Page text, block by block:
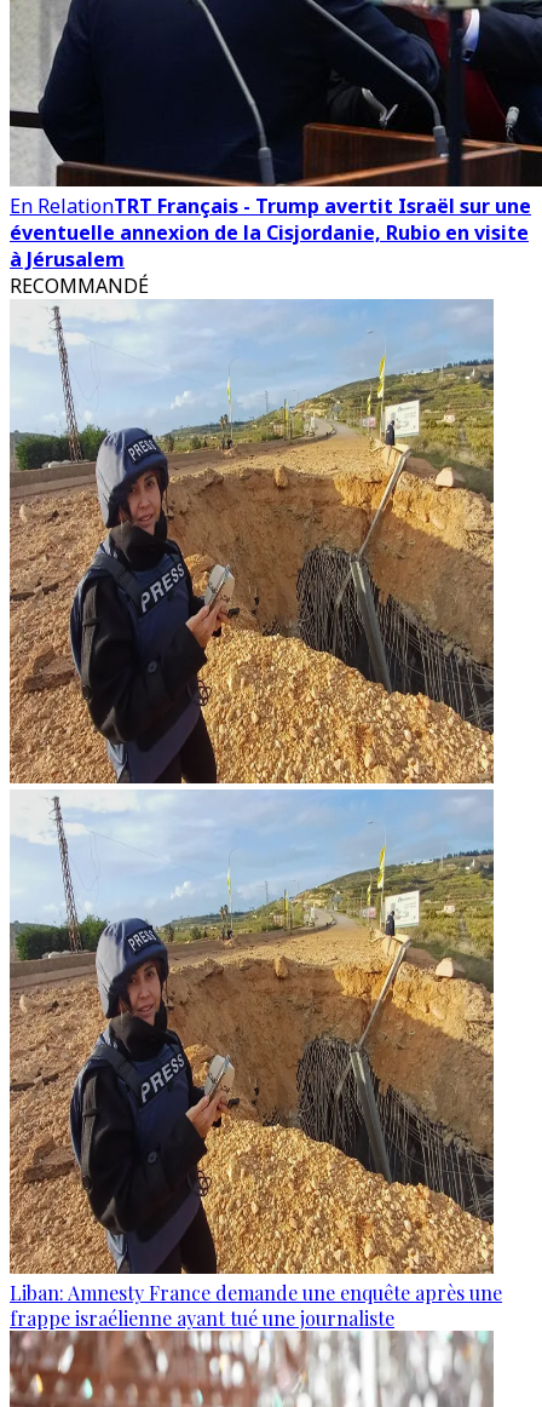
En RelationTRT Français - Trump avertit Israël sur une
éventuelle annexion de la Cisjordanie, Rubio en visite
à Jérusalem
RECOMMANDÉ
Liban: Amnesty France demande une enquête après une
frappe israélienne ayant tué une journaliste